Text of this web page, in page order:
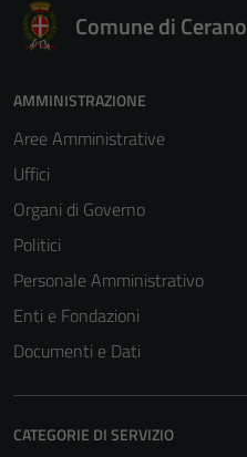
Comune di Cerano
AMMINISTRAZIONE
Aree Amministrative
Uffici
Organi di Governo
Politici
Personale Amministrativo
Enti e Fondazioni
Documenti e Dati
CATEGORIE DI SERVIZIO